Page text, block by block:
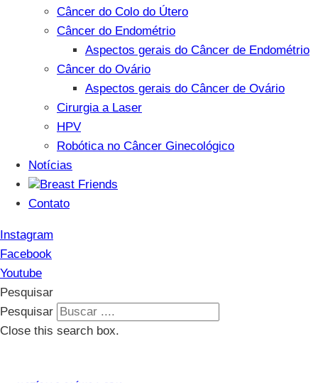
Câncer do Colo do Útero
Câncer do Endométrio
Aspectos gerais do Câncer de Endométrio
Câncer do Ovário
Aspectos gerais do Câncer de Ovário
Cirurgia a Laser
HPV
Robótica no Câncer Ginecológico
Notícias
Breast Friends
Contato
Instagram
Facebook
Youtube
Pesquisar
Pesquisar
Close this search box.